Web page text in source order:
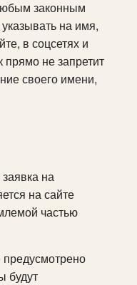
законным
на имя,
в соцсетях и
прямо не запретит
своего имени,
на
на сайте
частью
будут